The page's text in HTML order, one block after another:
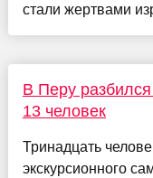
стали жертвами
В Перу
13 человек
Тринадцать
экскурсионного